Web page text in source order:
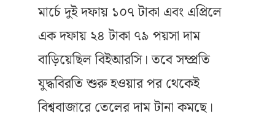
মার্চে দুই দফায় ১০৭ টাকা এবং এপ্রিলে
এক দফায় ২৪ টাকা ৭৯ পয়সা দাম
বাড়িয়েছিল বিইআরসি। তবে সম্প্রতি
যুদ্ধবিরতি শুরু হওয়ার পর থেকেই
বিশ্ববাজারে তেলের দাম টানা কমছে।